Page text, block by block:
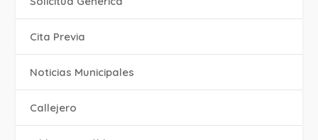
Cita Previa
‎Noticias Municipales
Callejero